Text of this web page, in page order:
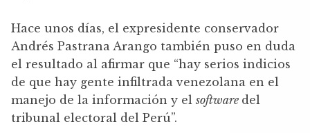
Hace unos días, el expresidente conservador
Andrés Pastrana Arango también puso en duda
el resultado al afirmar que “hay serios indicios
de que hay gente infiltrada venezolana en el
manejo de la información y elsoftware del
tribunal electoral del Perú”.